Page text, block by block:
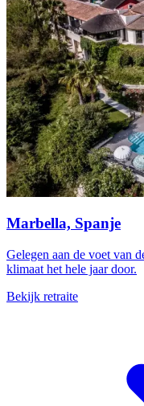
Marbella, Spanje
Gelegen aan de voet van
klimaat het hele jaar door.
Bekijk retraite